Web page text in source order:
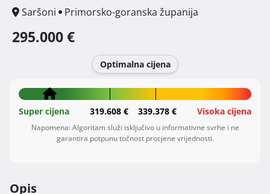
Saršoni
Primorsko-goranska županija
295.000 €
Optimalna cijena
Super cijena 319.608 € 339.378 € Visoka cijena
Napomena: Algoritam služi isključivo u informativne svrhe i ne
garantira potpunu točnost procjene vrijednosti.
Opis